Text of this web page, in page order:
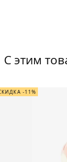
С этим
-11%